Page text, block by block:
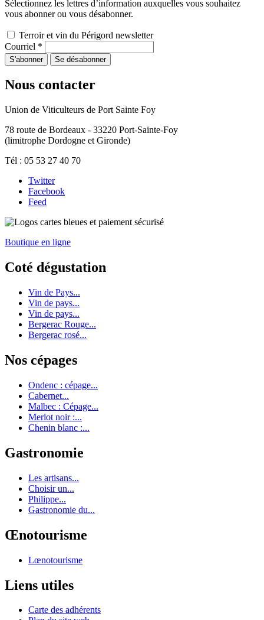
Sélectionnez les lettres d’information auxquelles vous souhaitez
vous abonner ou vous désabonner.
Terroir et vin du Périgord newsletter
Courriel *
Nous contacter
Union de Viticulteurs de Port Sainte Foy
78 route de Bordeaux - 33220 Port-Sainte-Foy
(limitrophe Dordogne et Gironde)
Tél : 05 53 27 40 70
Twitter
Facebook
Feed
Boutique en ligne
Coté dégustation
Vin de Pays...
Vin de pays...
Vin de pays...
Bergerac Rouge...
Bergerac rosé...
Nos cépages
Ondenc : cépage...
Cabernet...
Malbec : Cépage...
Merlot noir :...
Chenin blanc :...
Gastronomie
Les artisans...
Choisir un...
Philippe...
Gastronomie du...
Œnotourisme
Lœnotourisme
Liens utiles
Carte des adhérents